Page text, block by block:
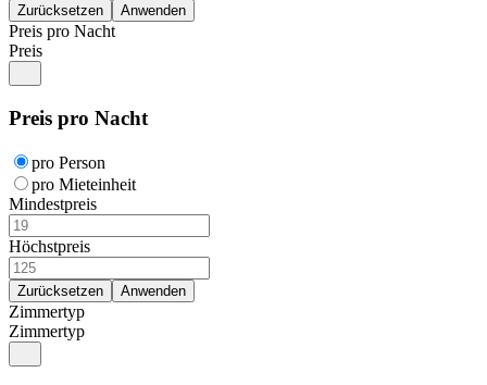
Preis pro Nacht
Preis
Preis pro Nacht
pro Person
pro Mieteinheit
Mindestpreis
Höchstpreis
Zimmertyp
Zimmertyp